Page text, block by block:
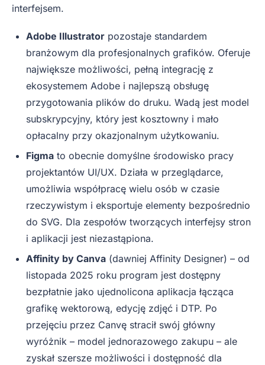
interfejsem.
Adobe Illustrator pozostaje standardem
branżowym dla profesjonalnych grafików. Oferuje
największe możliwości, pełną integrację z
ekosystemem Adobe i najlepszą obsługę
przygotowania plików do druku. Wadą jest model
subskrypcyjny, który jest kosztowny i mało
opłacalny przy okazjonalnym użytkowaniu.
Figma to obecnie domyślne środowisko pracy
projektantów UI/UX. Działa w przeglądarce,
umożliwia współpracę wielu osób w czasie
rzeczywistym i eksportuje elementy bezpośrednio
do SVG. Dla zespołów tworzących interfejsy stron
i aplikacji jest niezastąpiona.
Affinity by Canva (dawniej Affinity Designer) – od
listopada 2025 roku program jest dostępny
bezpłatnie jako ujednolicona aplikacja łącząca
grafikę wektorową, edycję zdjęć i DTP. Po
przejęciu przez Canvę stracił swój główny
wyróżnik – model jednorazowego zakupu – ale
zyskał szersze możliwości i dostępność dla